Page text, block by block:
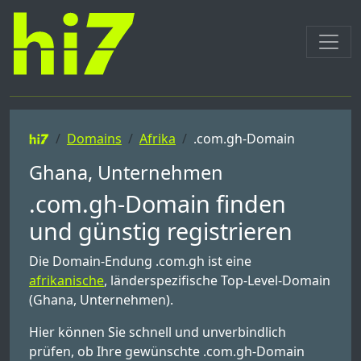
Domains Afrika .com.gh-Domain
Ghana, Unternehmen
.com.gh-Domain finden
und günstig registrieren
Die Domain-Endung .com.gh ist eine
afrikanische, länderspezifische Top-Level-Domain
(Ghana, Unternehmen).
Hier können Sie schnell und unverbindlich
prüfen, ob Ihre gewünschte .com.gh-Domain